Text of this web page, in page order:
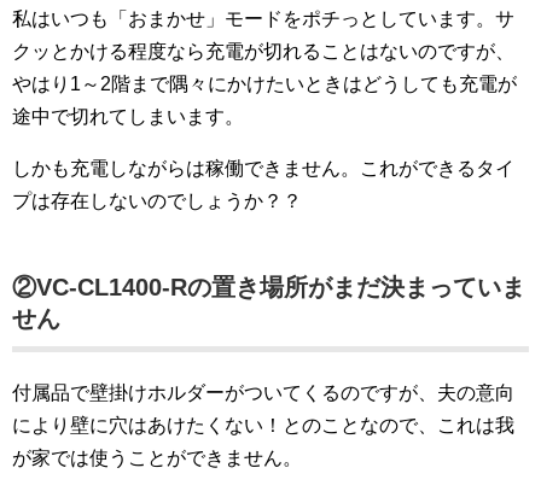
私はいつも「おまかせ」モードをポチっとしています。サ
クッとかける程度なら充電が切れることはないのですが、
やはり1～2階まで隅々にかけたいときはどうしても充電が
途中で切れてしまいます。
しかも充電しながらは稼働できません。これができるタイ
プは存在しないのでしょうか？？
②VC-CL1400-Rの置き場所がまだ決まっていま
せん
付属品で壁掛けホルダーがついてくるのですが、夫の意向
により壁に穴はあけたくない！とのことなので、これは我
が家では使うことができません。